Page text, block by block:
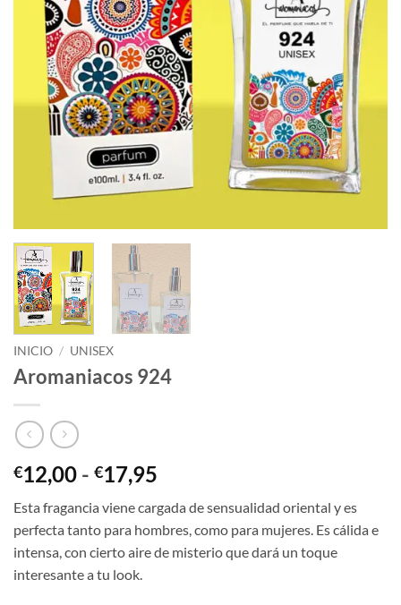
INICIO / UNISEX
Aromaniacos 924
€12,00 - €17,95
precios:
desde
€12,00
Esta fragancia viene cargada de sensualidad oriental y es
perfecta tanto para hombres, como para mujeres. Es cálida e
intensa, con cierto aire de misterio que dará un toque
interesante a tu look.